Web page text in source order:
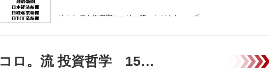
そんな個人投資家にこそご覧いただきたい、香 …………
コロ。流 投資哲学 15…